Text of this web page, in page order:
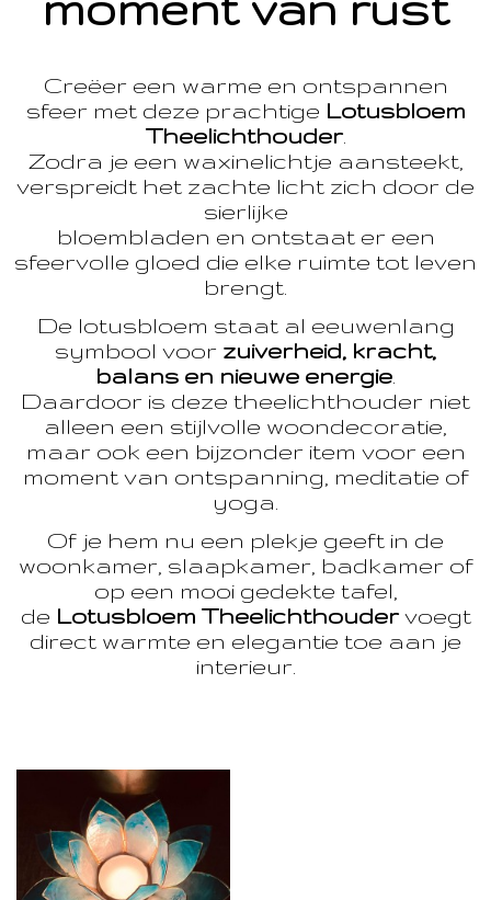
Creëer een warme en ontspannen
sfeer met deze prachtige Lotusbloem
Theelichthouder.
Zodra je een waxinelichtje aansteekt,
verspreidt het zachte licht zich door de
sierlijke
bloembladen en ontstaat er een
sfeervolle gloed die elke ruimte tot leven
brengt.
De lotusbloem staat al eeuwenlang
symbool voor zuiverheid, kracht,
balans en nieuwe energie
Daardoor is deze theelichthouder niet
alleen een stijlvolle woondecoratie,
maar ook een bijzonder item voor een
moment van ontspanning, meditatie of
yoga.
Of je hem nu een plekje geeft in de
woonkamer, slaapkamer, badkamer of
op een mooi gedekte tafel,
de Lotusbloem Theelichthoudervoegt
direct warmte en elegantie toe aan je
interieur.